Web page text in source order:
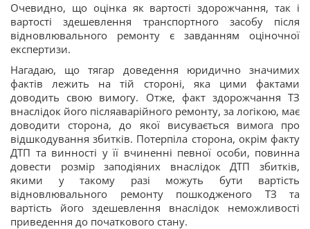
Очевидно, що оцінка як вартості здорожчання, так і
вартості здешевлення транспортного засобу після
відновлювального ремонту є завданням оціночної
експертизи.
Нагадаю, що тягар доведення юридично значимих
фактів лежить на тій стороні, яка цими фактами
доводить свою вимогу. Отже, факт здорожчання ТЗ
внаслідок його післяаварійного ремонту, за логікою, має
доводити сторона, до якої висувається вимога про
відшкодування збитків. Потерпіла сторона, окрім факту
ДТП та винності у її вчиненні певної особи, повинна
довести розмір заподіяних внаслідок ДТП збитків,
якими у такому разі можуть бути вартість
відновлювального ремонту пошкодженого ТЗ та
вартість його здешевлення внаслідок неможливості
приведення до початкового стану.